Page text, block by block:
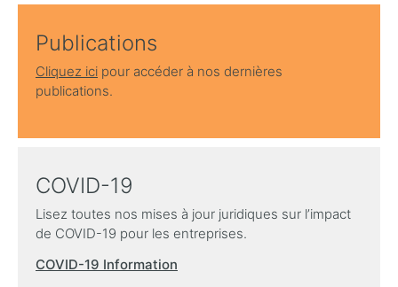
Publications
Cliquez ici pour accéder à nos dernières
publications.
COVID-19
Lisez toutes nos mises à jour juridiques sur l’impact
de COVID-19 pour les entreprises.
COVID-19 Information